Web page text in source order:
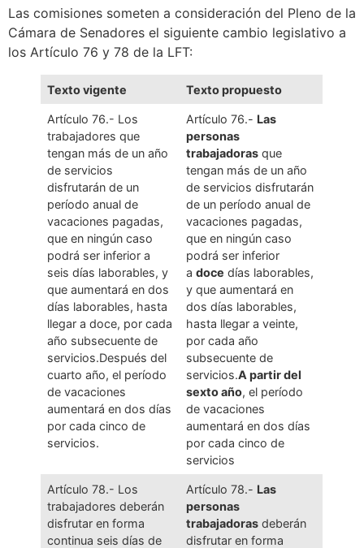
Las comisiones someten a consideración del Pleno de la
Cámara de Senadores el siguiente cambio legislativo a
los Artículo 76 y 78 de la LFT:
Texto vigente Texto propuesto
Artículo 76.- Los
trabajadores que
tengan más de un año
de servicios
disfrutarán de un
período anual de
vacaciones pagadas,
que en ningún caso
podrá ser inferior a
seis días laborables, y
que aumentará en dos
días laborables, hasta
llegar a doce, por cada
año subsecuente de
servicios.Después del
cuarto año, el período
de vacaciones
aumentará en dos días
por cada cinco de
servicios.
Artículo 76.- Las
personas
trabajadoras que
tengan más de un año
de servicios disfrutarán
de un período anual de
vacaciones pagadas,
que en ningún caso
podrá ser inferior
adoce días laborables,
y que aumentará en
dos días laborables,
hasta llegar a veinte,
por cada año
subsecuente de
servicios.A partir del
sexto año, el período
de vacaciones
aumentará en dos días
por cada cinco de
servicios
Artículo 78.- Los
trabajadores deberán
disfrutar en forma
continua seis días de
Artículo 78.- Las
personas
trabajadoras deberán
disfrutar en forma